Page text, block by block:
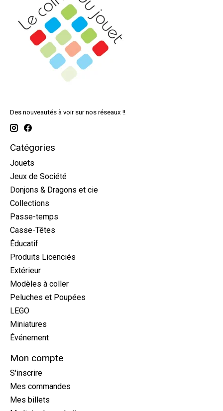
Des nouveautés à voir sur nos réseaux !!
Catégories
Jouets
Jeux de Société
Donjons & Dragons et cie
Collections
Passe-temps
Casse-Têtes
Éducatif
Produits Licenciés
Extérieur
Modèles à coller
Peluches et Poupées
LEGO
Miniatures
Événement
Mon compte
S'inscrire
Mes commandes
Mes billets